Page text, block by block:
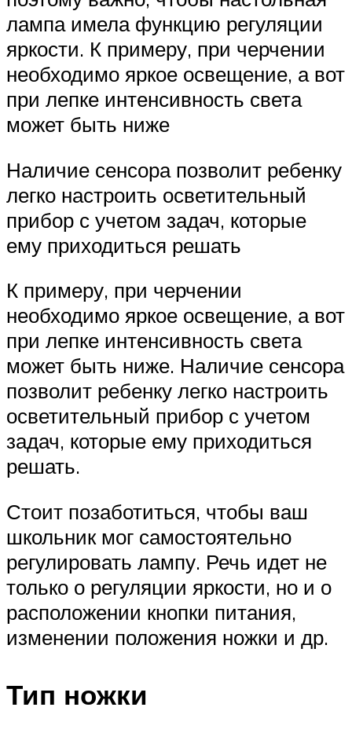
лампа имела функцию регуляции
яркости. К примеру, при черчении
необходимо яркое освещение, а вот
при лепке интенсивность света
может быть ниже
Наличие сенсора позволит ребенку
легко настроить осветительный
прибор с учетом задач, которые
ему приходиться решать
К примеру, при черчении
необходимо яркое освещение, а вот
при лепке интенсивность света
может быть ниже. Наличие сенсора
позволит ребенку легко настроить
осветительный прибор с учетом
задач, которые ему приходиться
решать.
Стоит позаботиться, чтобы ваш
школьник мог самостоятельно
регулировать лампу. Речь идет не
только о регуляции яркости, но и о
расположении кнопки питания,
изменении положения ножки и др.
Тип ножки